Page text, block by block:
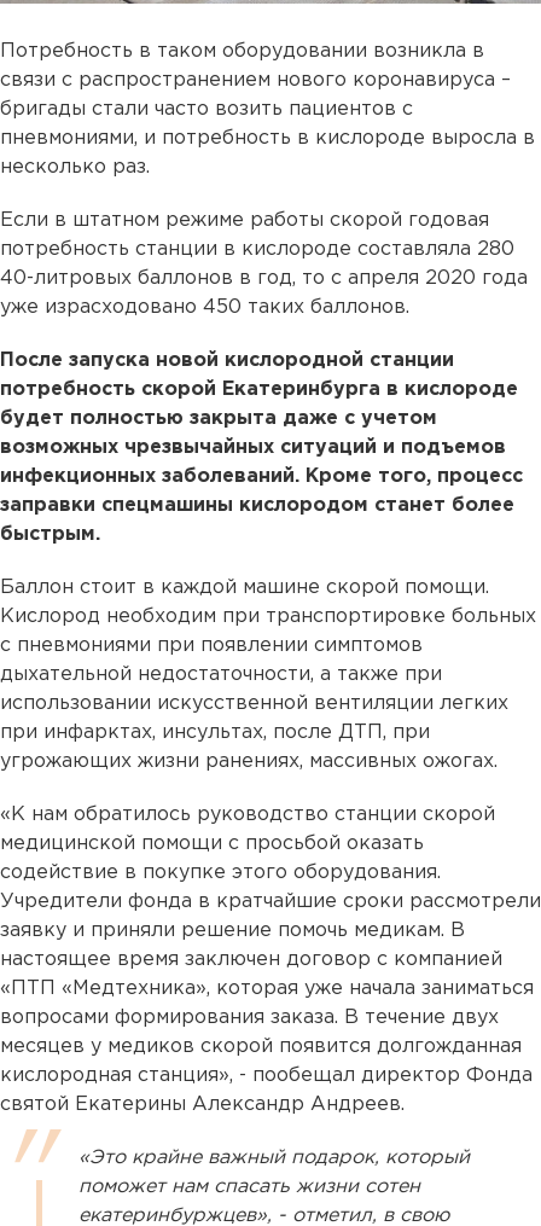
Потребность в таком оборудовании возникла в
связи с распространением нового коронавируса –
бригады стали часто возить пациентов с
пневмониями, и потребность в кислороде выросла в
несколько раз.
Если в штатном режиме работы скорой годовая
потребность станции в кислороде составляла 280
40-литровых баллонов в год, то с апреля 2020 года
уже израсходовано 450 таких баллонов.
После запуска новой кислородной станции
потребность скорой Екатеринбурга в кислороде
будет полностью закрыта даже с учетом
возможных чрезвычайных ситуаций и подъемов
инфекционных заболеваний. Кроме того, процесс
заправки спецмашины кислородом станет более
быстрым.
Баллон стоит в каждой машине скорой помощи.
Кислород необходим при транспортировке больных
с пневмониями при появлении симптомов
дыхательной недостаточности, а также при
использовании искусственной вентиляции легких
при инфарктах, инсультах, после ДТП, при
угрожающих жизни ранениях, массивных ожогах.
«К нам обратилось руководство станции скорой
медицинской помощи с просьбой оказать
содействие в покупке этого оборудования.
Учредители фонда в кратчайшие сроки рассмотрели
заявку и приняли решение помочь медикам. В
настоящее время заключен договор с компанией
«ПТП «Медтехника», которая уже начала заниматься
вопросами формирования заказа. В течение двух
месяцев у медиков скорой появится долгожданная
кислородная станция», - пообещал директор Фонда
святой Екатерины Александр Андреев.
«Это крайне важный подарок, который
поможет нам спасать жизни сотен
екатеринбуржцев», - отметил, в свою